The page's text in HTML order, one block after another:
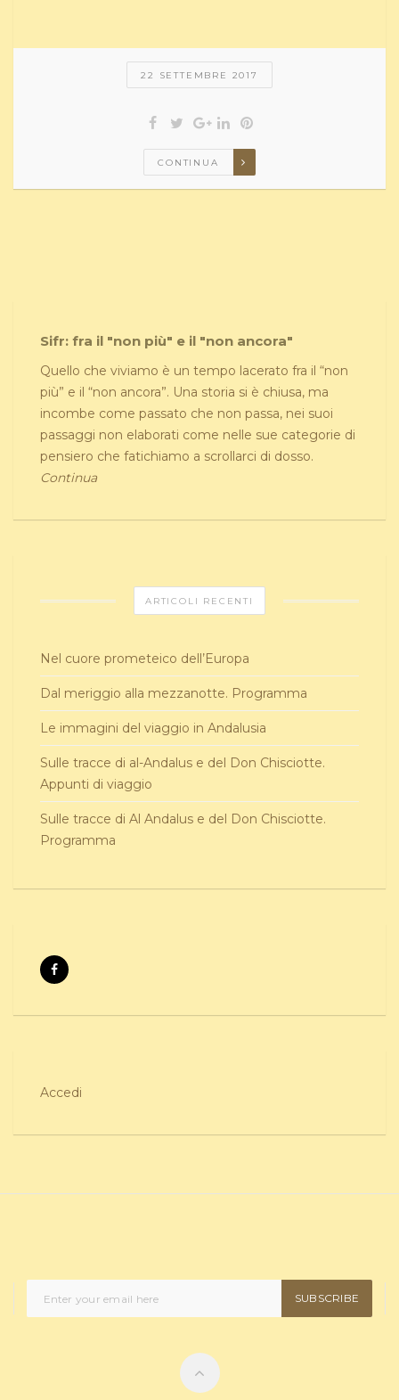
22 SETTEMBRE 2017
CONTINUA
Sifr: fra il "non più" e il "non ancora"
Quello che viviamo è un tempo lacerato fra il “non
più” e il “non ancora”. Una storia si è chiusa, ma
incombe come passato che non passa, nei suoi
passaggi non elaborati come nelle sue categorie di
pensiero che fatichiamo a scrollarci di dosso.
Continua
ARTICOLI RECENTI
Nel cuore prometeico dell’Europa
Dal meriggio alla mezzanotte. Programma
Le immagini del viaggio in Andalusia
Sulle tracce di al-Andalus e del Don Chisciotte.
Appunti di viaggio
Sulle tracce di Al Andalus e del Don Chisciotte.
Programma
Accedi
SUBSCRIBE